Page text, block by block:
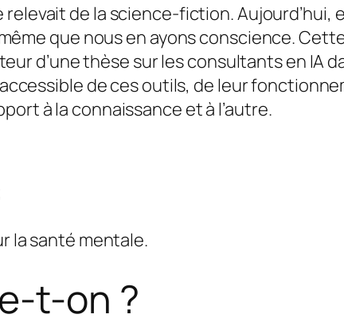
de la science-fiction. Aujourd’hui,
que nous en ayons conscience.
d’une thèse sur les consultants en IA
de ces outils, de leur
à la connaissance et à l’autre.
la santé mentale.
t-on ?